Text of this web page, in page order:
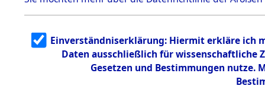
5.3.2
g
5.3.3
Todesmärsch
Einverständniserklärung: Hiermit erkläre ich
Daten ausschließlich für wissenschaftliche
Gesetzen und Bestimmungen nutze.